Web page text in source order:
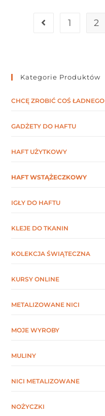
1 2
Kategorie Produktów
CHCĘ ZROBIĆ COŚ ŁADNEGO
GADŻETY DO HAFTU
HAFT UŻYTKOWY
HAFT WSTĄŻECZKOWY
IGŁY DO HAFTU
KLEJE DO TKANIN
KOLEKCJA ŚWIĄTECZNA
KURSY ONLINE
METALIZOWANE NICI
MOJE WYROBY
MULINY
NICI METALIZOWANE
NOŻYCZKI